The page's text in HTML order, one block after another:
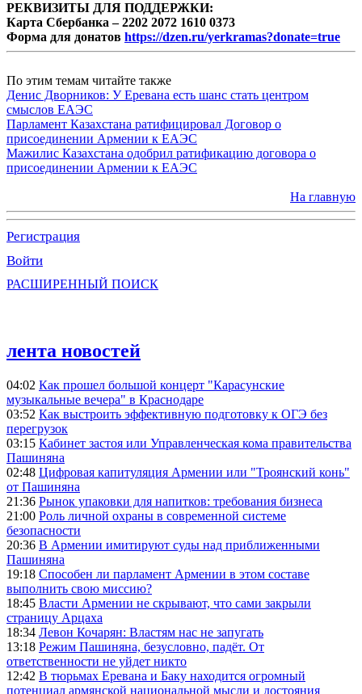
РЕКВИЗИТЫ ДЛЯ ПОДДЕРЖКИ:
Карта Сбербанка – 2202 2072 1610 0373
Форма для донатов https://dzen.ru/yerkramas?donate=true
По этим темам читайте также
Денис Дворников: У Еревана есть шанс стать центром
смыслов ЕАЭС
Парламент Казахстана ратифицировал Договор о
присоединении Армении к ЕАЭС
Мажилис Казахстана одобрил ратификацию договора о
присоединении Армении к ЕАЭС
На главную
Регистрация
Войти
РАСШИРЕННЫЙ ПОИСК
лента новостей
04:02 Как прошел большой концерт "Карасунские
музыкальные вечера" в Краснодаре
03:52 Как выстроить эффективную подготовку к ОГЭ без
перегрузок
03:15 Кабинет застоя или Управленческая кома правительства
Пашиняна
02:48 Цифровая капитуляция Армении или "Троянский конь"
от Пашиняна
21:36 Рынок упаковки для напитков: требования бизнеса
21:00 Роль личной охраны в современной системе
безопасности
20:36 В Армении имитируют суды над приближенными
Пашиняна
19:18 Способен ли парламент Армении в этом составе
выполнить свою миссию?
18:45 Власти Армении не скрывают, что сами закрыли
страницу Арцаха
18:34 Левон Кочарян: Властям нас не запугать
13:18 Режим Пашиняна, безусловно, падёт. От
ответственности не уйдет никто
12:42 В тюрьмах Еревана и Баку находится огромный
потенциал армянской национальной мысли и достояния